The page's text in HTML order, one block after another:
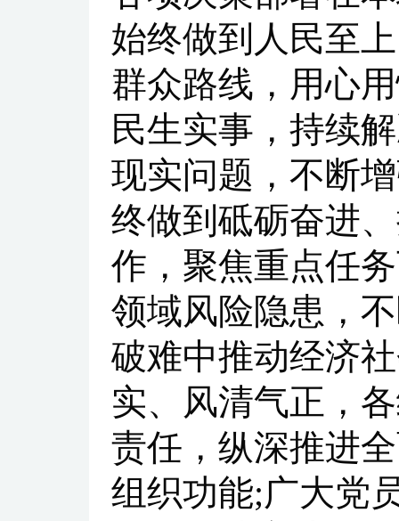
始终做到人民至
群众路线，用心
民生实事，持续
现实问题，不断
终做到砥砺奋进
作，聚焦重点任
领域风险隐患，
破难中推动经济
实、风清气正，
责任，纵深推进
组织功能;广大党